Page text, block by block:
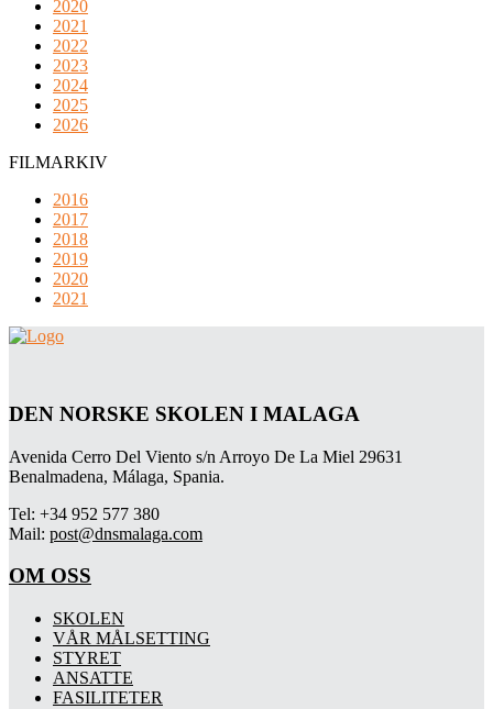
2020
2021
2022
2023
2024
2025
2026
FILMARKIV
2016
2017
2018
2019
2020
2021
DEN NORSKE SKOLEN I MALAGA
Avenida Cerro Del Viento s/n Arroyo De La Miel 29631
Benalmadena, Málaga, Spania.
Tel: +34 952 577 380
Mail: post@dnsmalaga.com
OM OSS
SKOLEN
VÅR MÅLSETTING
STYRET
ANSATTE
FASILITETER